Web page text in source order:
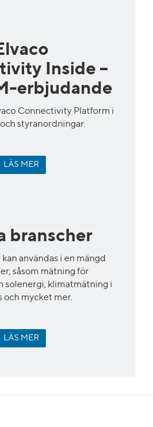
Inside –
erbjudande
Connectivity Platform i
styranordningar.
LÄS MER
branscher
användas i en mängd
,såsom mätning för
solenergi, klimatmätning i
och mycket mer.
LÄS MER